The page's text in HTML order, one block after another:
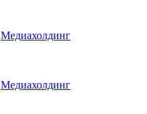
Медиахолдинг
Медиахолдинг